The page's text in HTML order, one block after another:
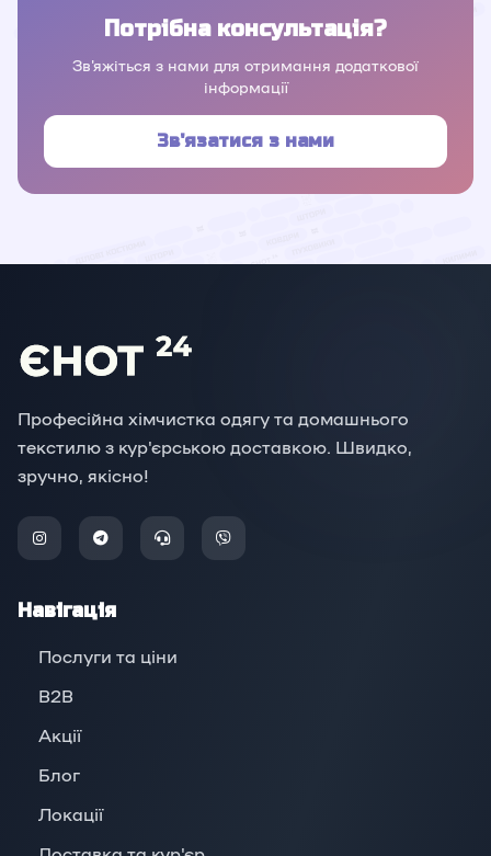
Потрібна консультація?
Зв'яжіться з нами для отримання додаткової
інформації
Зв'язатися з нами
Професійна хімчистка одягу та домашнього
текстилю з кур'єрською доставкою. Швидко,
зручно, якісно!
Навігація
Послуги та ціни
B2B
Акції
Блог
Локації